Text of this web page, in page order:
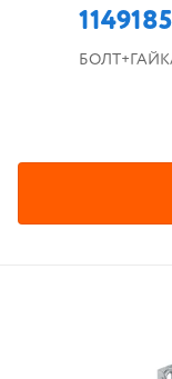
1149185